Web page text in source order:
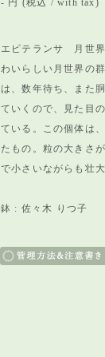
- 円 (税込 / with tax)
エピテランサ 月世
わいらしい月世界の群
は、数年待ち、
また
ていくので、
見た目
ている。この個体は
たもの。粒の大きさ
で小さいながらも壮
鉢 : 佐々木 りつ子